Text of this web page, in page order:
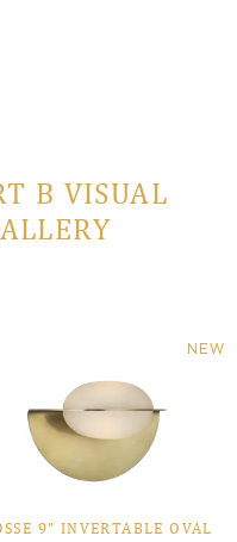
В VISUAL
NEW
9" INVERTABLE OVAL